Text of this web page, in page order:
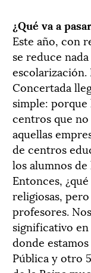
¿Qué va a
Este año, con
se reduce
Concertada
simple:
centros que
aquellas
de centros
los alumnos de
Entonces,
religiosas,
profesores.
significativo en
donde
Pública y otro